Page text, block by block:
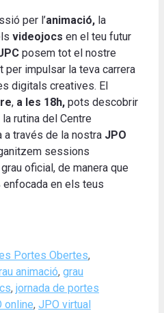
per l’animació, la
videojocs en el teu futur
posem tot el nostre
per impulsar la teva carrera
digitals creatives. El
, a les 18h, pots descobrir
rutina del Centre
través de la nostra JPO
sessions
oficial, de manera que
enfocada en els teus
Portes Obertes,
animació, grau
, jornada de portes
online, JPO virtual